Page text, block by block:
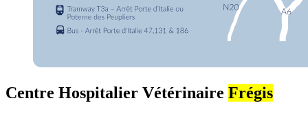
Centre Hospitalier Vétérinaire Frégis